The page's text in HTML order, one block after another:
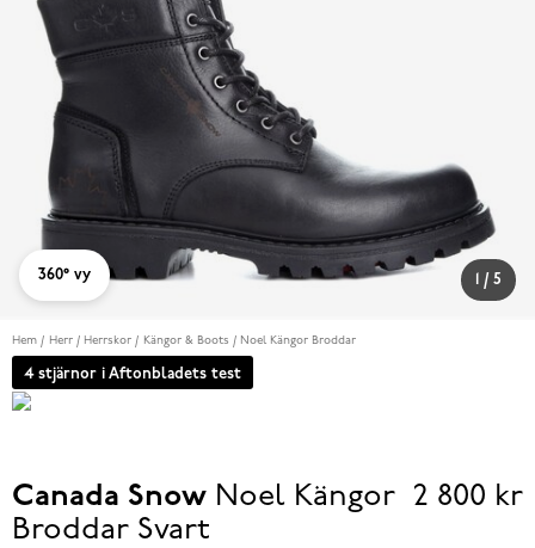
/ 5
360° vy
Hem Herr Herrskor Kängor & Boots Noel Kängor Broddar
4 stjärnor i Aftonbladets test
Canada Snow Noel Kängor
Broddar Svart
Pris
2 800 kr